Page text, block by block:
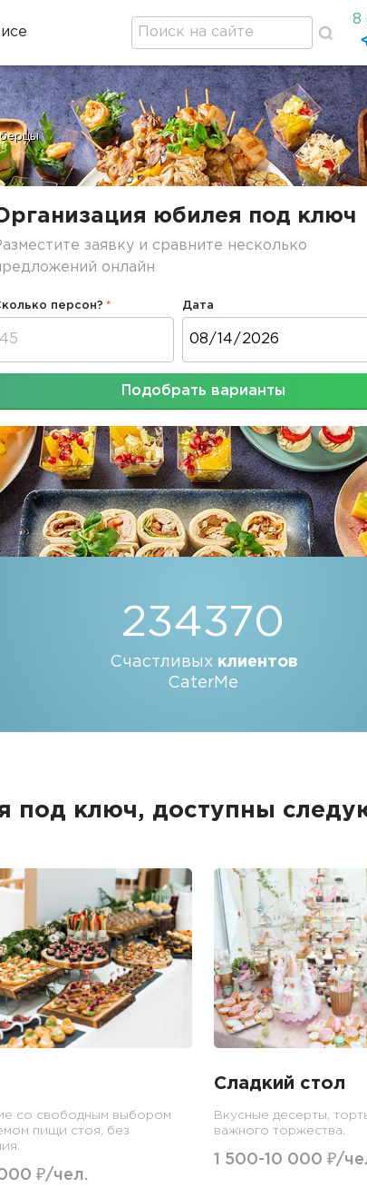
8
юбилея под ключ
заявку и сравните несколько
онлайн
персон? Дата
Подобрать варианты
234370
Счастливых клиентов
CaterMe
под ключ, доступны
со свободным выбором
пищи стоя, без
₽/чел.
Сладкий стол
Вкусные десерты,
важного торжества.
1 500-10 000 ₽/